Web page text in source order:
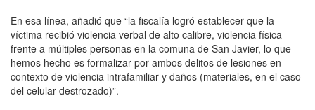
En esa línea, añadió que “la fiscalía logró establecer que la
víctima recibió violencia verbal de alto calibre, violencia física
frente a múltiples personas en la comuna de San Javier, lo que
hemos hecho es formalizar por ambos delitos de lesiones en
contexto de violencia intrafamiliar y daños (materiales, en el caso
del celular destrozado)”.